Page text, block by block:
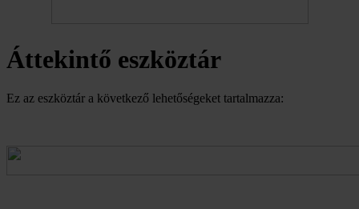
Áttekintő eszköztár
Ez az eszköztár a következő lehetőségeket tartalmazza: